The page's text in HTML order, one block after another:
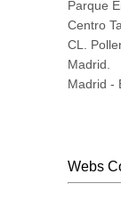
Parque
Centro
CL.
Madrid.
Madrid -
Webs